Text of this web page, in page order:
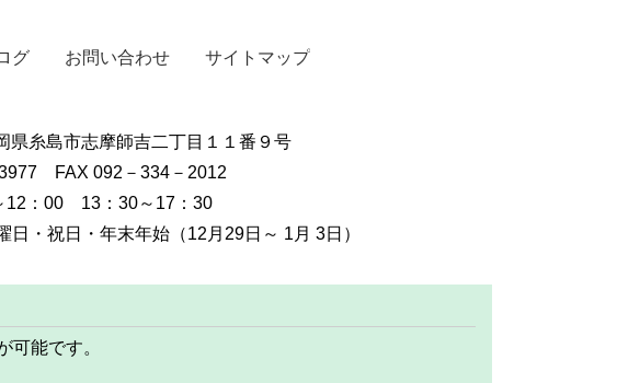
グ お問い合わせ サイトマップ
県糸島市志摩師吉二丁目１１番９号
FAX 092－334－2012
12：00 13：30～17：30
日・祝日・年末年始（12月29日～ 1月 3日）
可能です。